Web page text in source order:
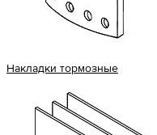
Накладки тормозные